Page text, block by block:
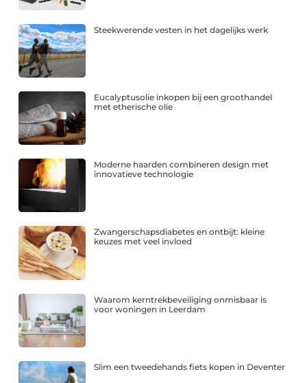
Steekwerende vesten in het dagelijks werk
Eucalyptusolie inkopen bij een groothandel
met etherische olie
Moderne haarden combineren design met
innovatieve technologie
Zwangerschapsdiabetes en ontbijt: kleine
keuzes met veel invloed
Waarom kerntrekbeveiliging onmisbaar is
voor woningen in Leerdam
Slim een tweedehands fiets kopen in Deventer